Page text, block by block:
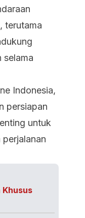
terutama
selama
Indonesia,
persiapan
untuk
perjalanan
Khusus